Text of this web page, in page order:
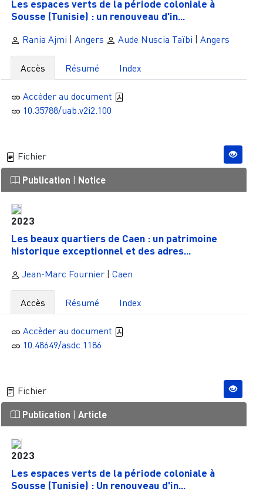
Les espaces verts de la période coloniale à
Sousse (Tunisie) : un renouveau d'in...
Rania Ajmi | Angers Aude Nuscia Taïbi | Angers
Accès Résumé Index
Accèder au document
10.35788/uab.v2i2.100
Fichier
Publication | Notice
2023
Les beaux quartiers de Caen : un patrimoine
historique exceptionnel et des adres...
Jean-Marc Fournier| Caen
Accès Résumé Index
Accèder au document
10.48649/asdc.1186
Fichier
Publication | Article
2023
Les espaces verts de la période coloniale à
Sousse (Tunisie) : Un renouveau d'in...